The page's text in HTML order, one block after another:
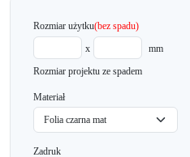
Rozmiar użytku(bez spadu)
x
mm
Rozmiar projektu ze spadem
Materiał
Zadruk